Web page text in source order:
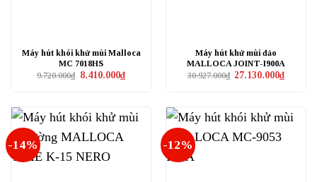
Máy hút khói khử mùi Malloca
MC 7018HS
9.720.000₫ Giá
8.410.000₫Giá
hiện
Máy hút khử mùi đảo
MALLOCA JOINT-I900A
30.927.000₫ Giá
27.130.000₫Giá
hiện
-14% -12%